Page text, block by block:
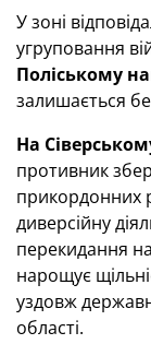
У зоні
угруповання
Поліському
залишається
На
противник
прикордонних
диверсійну
перекидання
нарощує
уздовж
області.